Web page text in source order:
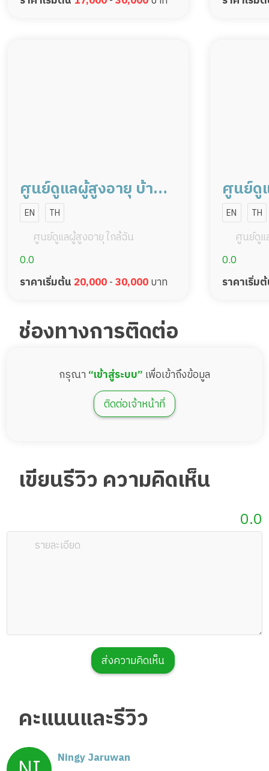
ศูนย์ดูแลผู้สูงอายุ บ้านล
ลิสา ขอนแก่น
EN TH
ศูนย์ดูแลผู้สูงอายุ ใกล้ฉัน
0.0
ราคาเริ่มต้น 20,000-30,000บาท
ศูนย์ดู
ลิสา
EN TH
ศูนย์ดูแ
0.0
ราคาเริ่ม
ช่องทางการติดต่อ
กรุณา “เข้าสู่ระบบ” เพื่อเข้าถึงข้อมูล
ติดต่อเจ้าหน้าที่
เขียนรีวิว ความคิดเห็น
0.0
ส่งความคิดเห็น
คะแนนและรีวิว
Ningy Jaruwan